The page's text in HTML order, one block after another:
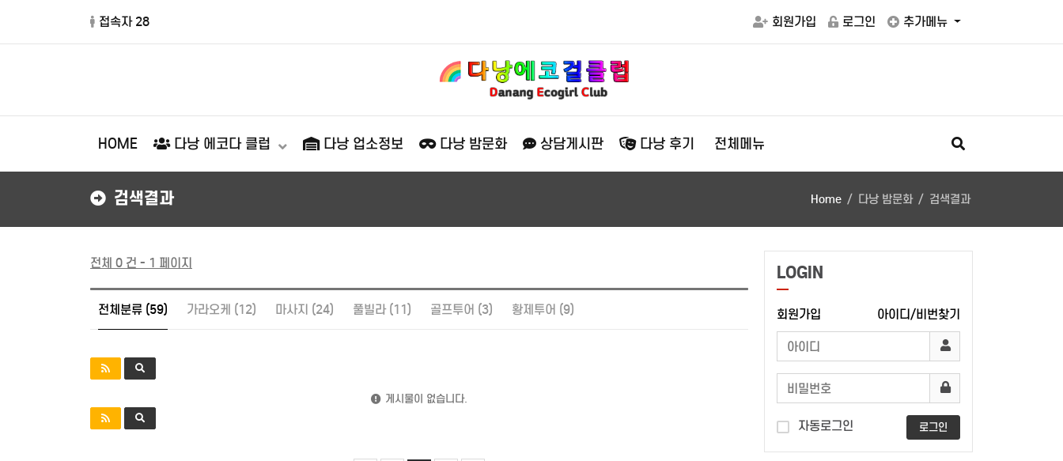
접속자 28 회원가입 로그인 추가메뉴
HOME 다낭 에코다 클럽 다낭 업소정보 다낭 밤문화 상담게시판 다낭 후기 전체메뉴
검색결과 Home 다낭 밤문화 검색결과
전체 0 건 - 1 페이지
전체분류 (59) 가라오케 (12) 마사지 (24) 풀빌라 (11) 골프투어 (3) 황제투어 (9)
게시물이 없습니다.
LOGIN
회원가입 아이디/비번찾기
자동로그인 로그인